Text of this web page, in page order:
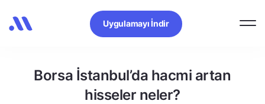
Uygulamayı İndir
Borsa İstanbul’da hacmi artan
hisseler neler?